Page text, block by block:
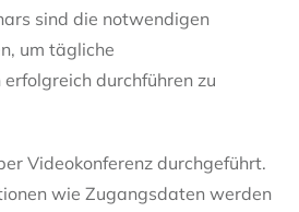
sind die notwendigen
um tägliche
durchführen zu
Videokonferenz durchgeführt.
wie Zugangsdaten werden